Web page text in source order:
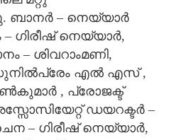
ബാനർ – നെയ്യാർ
– ഗിരീഷ് നെയ്യാർ,
– ശിവറാംമണി,
എൽ എസ് ,
, പ്രോജക്ട്
ഡയറക്ടർ –
– ഗിരീഷ് നെയ്യാർ,